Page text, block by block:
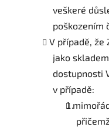
veškeré
poškozením
V případě, že
jako
dostupnosti
v případě: